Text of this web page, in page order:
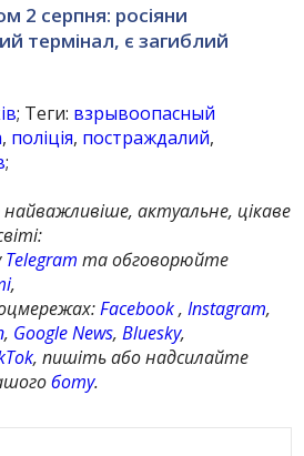
2 серпня: росіяни
термінал, є загиблий
; Теги: взрывоопасный
, поліція, постраждалий,
;
актуальне, цікаве
Telegram та обговорюйте
,
Facebook,Instagram,
, Google News,Bluesky,
, пишіть або надсилайте
боту.